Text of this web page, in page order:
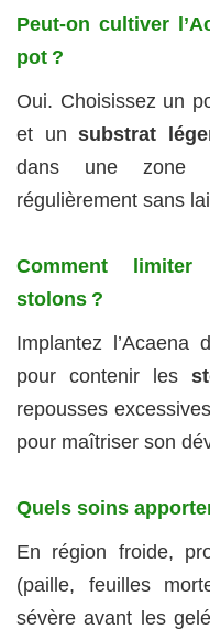
Peut-on cultiver
pot ?
Oui. Choisissez un
et unsubstrat
dans une zone
régulièrement sans
Comment limiter
stolons ?
Implantez
pour contenir les
repousses
pour maîtriser son
Quels soins
En région froide,
(paille, feuilles
sévère avant les